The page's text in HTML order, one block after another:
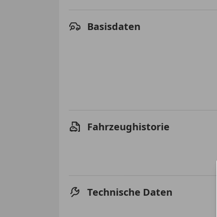
Basisdaten
Fahrzeughistorie
Technische Daten